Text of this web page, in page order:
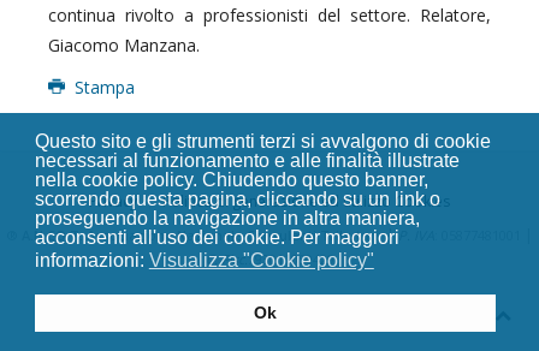
Questo sito e gli strumenti terzi si avvalgono di cookie
necessari al funzionamento e alle finalità illustrate
nella cookie policy. Chiudendo questo banner,
scorrendo questa pagina, cliccando su un link o
proseguendo la navigazione in altra maniera,
acconsenti all'uso dei cookie. Per maggiori
informazioni: Visualizza "Cookie policy"
Ok
continua rivolto a professionisti del settore. Relatore,
Giacomo Manzana.
Stampa
Privacy Politica di generazione ed utilizzo Cookies
A.N.CO.T. Associazione Nazionale Consulenti Tributari|P. IVA
C. Fisc.: 93011050429